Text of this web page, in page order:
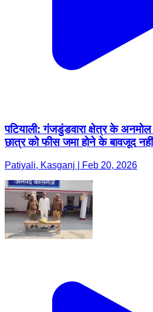
पटियाली: गंजडुंडवारा क्षेत्र के
छात्र को फीस जमा होने के बावजूद
Patiyali, Kasganj | Feb 20, 2026